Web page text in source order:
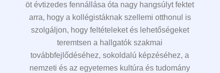
öt évtizedes fennállása óta nagy hangsúlyt fektet
arra, hogy a kollégistáknak szellemi otthonul is
szolgáljon, hogy feltételeket és lehetőségeket
teremtsen a hallgatók szakmai
továbbfejlődéséhez, sokoldalú képzéséhez, a
nemzeti és az egyetemes kultúra és tudomány